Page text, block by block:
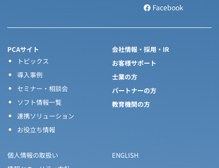
Facebook
PCAサイト
トピックス
導入事例
セミナー・相談会
ソフト情報一覧
連携ソリューション
お役立ち情報
会社情報・採用・IR
お客様サポート
士業の方
パートナーの方
教育機関の方
個人情報の取扱い
ENGLISH